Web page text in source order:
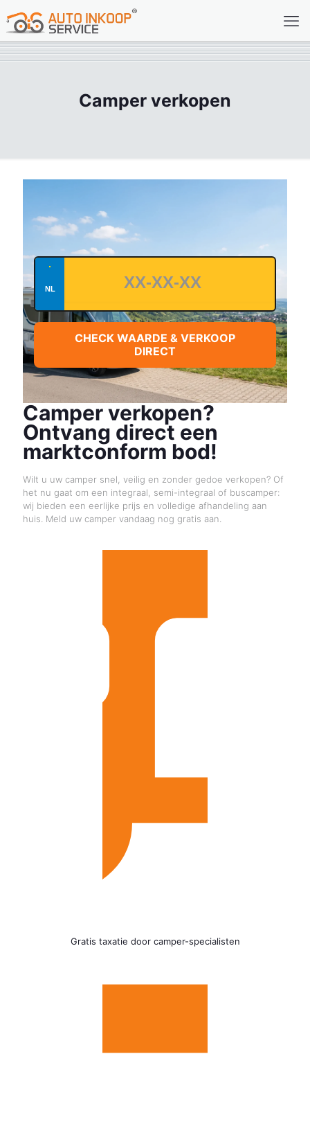
Camper verkopen
CHECK WAARDE & VERKOOP
DIRECT
Camper verkopen?
Ontvang direct een
marktconform bod!
Wilt u uw camper snel, veilig en zonder gedoe verkopen? Of
het nu gaat om een integraal, semi-integraal of buscamper:
wij bieden een eerlijke prijs en volledige afhandeling aan
huis. Meld uw camper vandaag nog gratis aan.
Gratis taxatie door camper-specialisten